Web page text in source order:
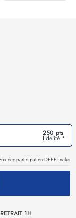
250 pts
fidélité *
éco-participation DEEE inclus
1H